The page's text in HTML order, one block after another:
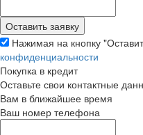
Нажимая на кнопку
конфиденциальности
Покупка в кредит
Оставьте свои контактные
Вам в ближайшее время
Ваш номер телефона